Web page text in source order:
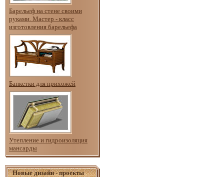
Барельеф на стене своими
руками. Мастер - класс
изготовления барельефа
Банкетки для прихожей
Утепление и гидроизоляция
мансарды
Новые дизайн - проекты